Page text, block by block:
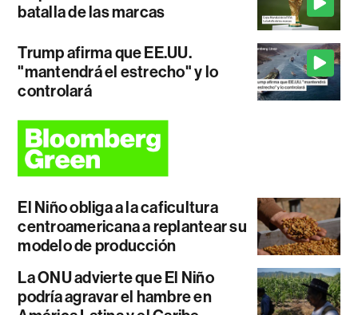
batalla de las marcas
Trump afirma que EE.UU.
"mantendrá el estrecho" y lo
controlará
El Niño obliga a la caficultura
centroamericana a replantear su
modelo de producción
La ONU advierte que El Niño
podría agravar el hambre en